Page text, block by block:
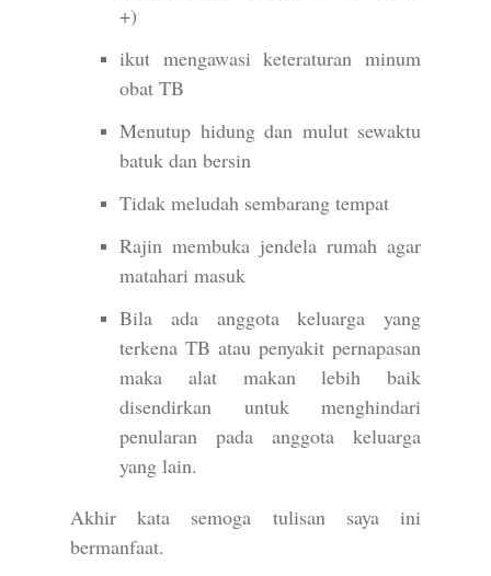
+)
ikut mengawasi keteraturan minum
obat TB
Menutup hidung dan mulut sewaktu
batuk dan bersin
Tidak meludah sembarang tempat
Rajin membuka jendela rumah agar
matahari masuk
Bila ada anggota keluarga yang
terkena TB atau penyakit pernapasan
maka alat makan lebih baik
disendirkan untuk menghindari
penularan pada anggota keluarga
yang lain.
Akhir kata semoga tulisan saya ini
bermanfaat.